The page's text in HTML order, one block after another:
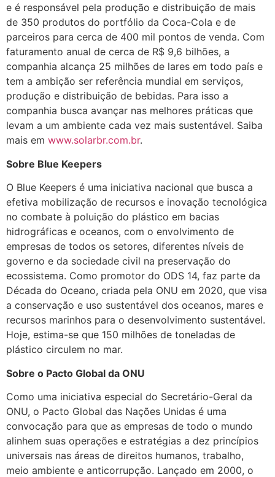
e é responsável pela produção e distribuição de mais
de 350 produtos do portfólio da Coca-Cola e de
parceiros para cerca de 400 mil pontos de venda. Com
faturamento anual de cerca de R$ 9,6 bilhões, a
companhia alcança 25 milhões de lares em todo país e
tem a ambição ser referência mundial em serviços,
produção e distribuição de bebidas. Para isso a
companhia busca avançar nas melhores práticas que
levam a um ambiente cada vez mais sustentável. Saiba
mais em www.solarbr.com.br.
Sobre Blue Keepers
O Blue Keepers é uma iniciativa nacional que busca a
efetiva mobilização de recursos e inovação tecnológica
no combate à poluição do plástico em bacias
hidrográficas e oceanos, com o envolvimento de
empresas de todos os setores, diferentes níveis de
governo e da sociedade civil na preservação do
ecossistema. Como promotor do ODS 14, faz parte da
Década do Oceano, criada pela ONU em 2020, que visa
a conservação e uso sustentável dos oceanos, mares e
recursos marinhos para o desenvolvimento sustentável.
Hoje, estima-se que 150 milhões de toneladas de
plástico circulem no mar.
Sobre o Pacto Global da ONU
Como uma iniciativa especial do Secretário-Geral da
ONU, o Pacto Global das Nações Unidas é uma
convocação para que as empresas de todo o mundo
alinhem suas operações e estratégias a dez princípios
universais nas áreas de direitos humanos, trabalho,
meio ambiente e anticorrupção. Lançado em 2000, o